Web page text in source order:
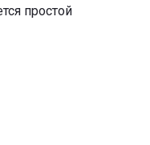
простой